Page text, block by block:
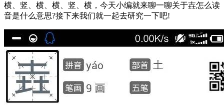
横、竖、横、横、竖、横，今天小编就来聊一聊关于壵怎么读
音是什么意思?接下来我们就一起去研究一下吧!